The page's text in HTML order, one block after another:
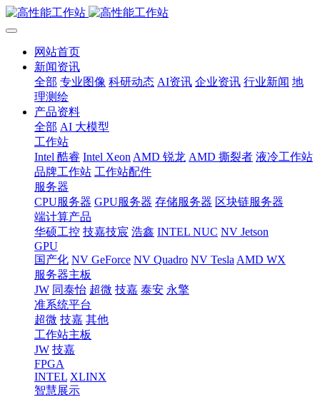
网站首页
新闻资讯
全部 专业图像 科研动态 AI资讯 企业资讯 行业新闻 地
理测绘
产品资料
全部 AI 大模型
工作站
Intel 酷睿 Intel Xeon AMD 锐龙 AMD 撕裂者 液冷工作站
品牌工作站 工作站配件
服务器
CPU服务器 GPU服务器 存储服务器 区块链服务器
端计算产品
华硕工控 技嘉技宸 浩鑫 INTEL NUC NV Jetson
GPU
国产化 NV GeForce NV Quadro NV Tesla AMD WX
服务器主板
JW 同泰怡 超微 技嘉 泰安 永擎
准系统平台
超微 技嘉 其他
工作站主板
JW 技嘉
FPGA
INTEL XLINX
智慧展示